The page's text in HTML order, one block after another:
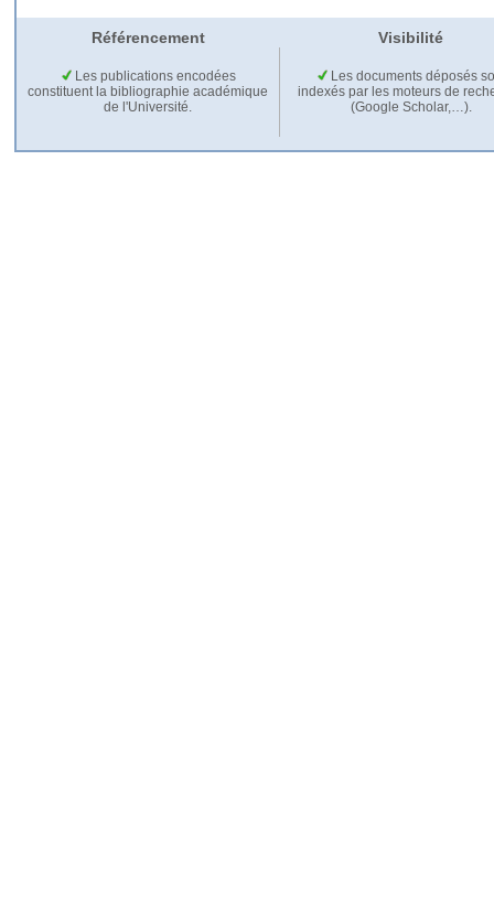
Référencement Visibilité
Les publications encodées
constituent la bibliographie académique
de l'Université.
Les documents déposés
indexés par les moteurs de
(Google Scholar,…).